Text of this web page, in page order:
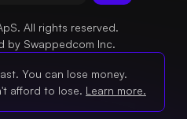
All rights reserved.
by Swappedcom Inc.
You can lose money.
afford to lose. Learn more.